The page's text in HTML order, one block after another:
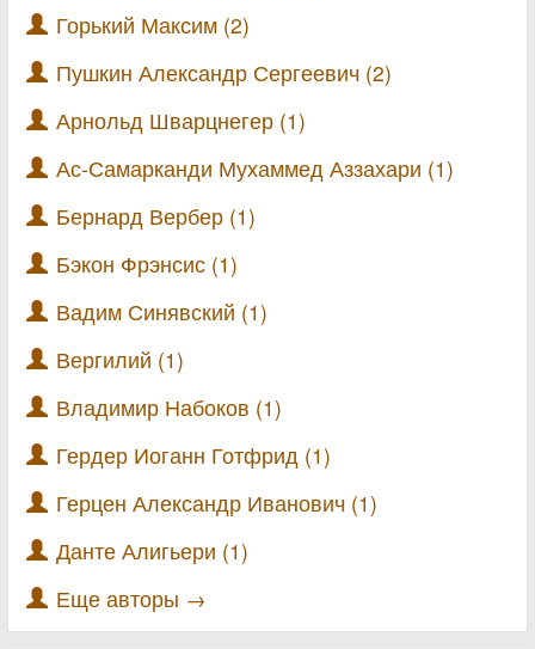
Горький Максим (2)
Пушкин Александр Сергеевич (2)
Арнольд Шварцнегер (1)
Ас-Самарканди Мухаммед Аззахари (1)
Бернард Вербер (1)
Бэкон Фрэнсис (1)
Вадим Синявский (1)
Вергилий (1)
Владимир Набоков (1)
Гердер Иоганн Готфрид (1)
Герцен Александр Иванович (1)
Данте Алигьери (1)
Еще авторы →